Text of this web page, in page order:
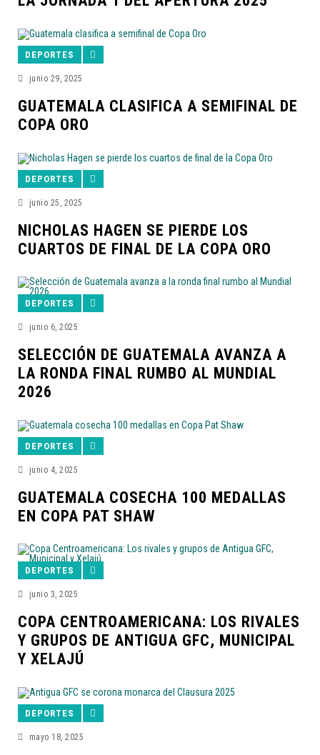
DEPORTES
junio 29, 2025
GUATEMALA CLASIFICA A SEMIFINAL DE
COPA ORO
DEPORTES
junio 25, 2025
NICHOLAS HAGEN SE PIERDE LOS
CUARTOS DE FINAL DE LA COPA ORO
DEPORTES
junio 6, 2025
SELECCIÓN DE GUATEMALA AVANZA A
LA RONDA FINAL RUMBO AL MUNDIAL
2026
DEPORTES
junio 4, 2025
GUATEMALA COSECHA 100 MEDALLAS
EN COPA PAT SHAW
DEPORTES
junio 3, 2025
COPA CENTROAMERICANA: LOS RIVALES
Y GRUPOS DE ANTIGUA GFC, MUNICIPAL
Y XELAJÚ
DEPORTES
mayo 18, 2025